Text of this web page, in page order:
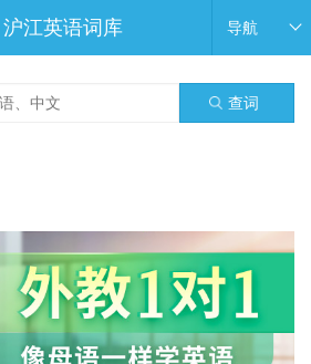
沪江英语词库 导航
查词